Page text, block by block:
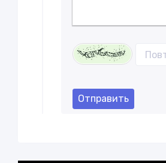
Отправить